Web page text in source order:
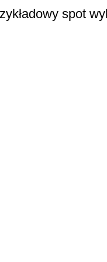
spot